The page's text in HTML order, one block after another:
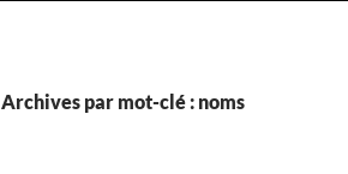
Archives par mot-clé : noms